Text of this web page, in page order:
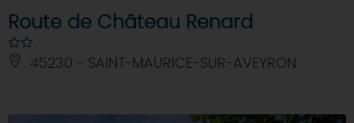
Route de Château Renard
45230 - SAINT-MAURICE-SUR-AVEYRON